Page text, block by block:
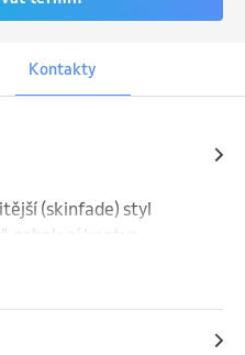
Kontakty
(skinfade) styl
zaholení kontur,
, kolínská